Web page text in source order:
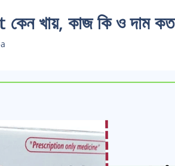
খায়, কাজ কি ও দাম কত